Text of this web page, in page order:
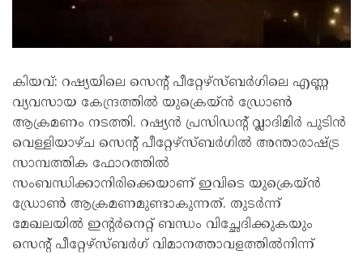
കിയവ്: റഷ്യയിലെ സെന്റ് പീറ്റേഴ്സ്ബർഗിലെ എണ്ണ
വ്യവസായ കേന്ദ്രത്തിൽ യുക്രെയ്ൻ ഡ്രോൺ
ആക്രമണം നടത്തി. റഷ്യൻ പ്രസിഡന്റ് വ്ലാദിമിർ പുടിൻ
വെള്ളിയാഴ്ച സെന്റ് പീറ്റേഴ്സ്ബർഗിൽ അന്താരാഷ്ട്ര
സാമ്പത്തിക ഫോറത്തിൽ
സംബന്ധിക്കാനിരിക്കെയാണ് ഇവിടെ യുക്രെയ്ൻ
ഡ്രോൺ ആക്രമണമുണ്ടാകുന്നത്. തുടർന്ന്
മേഖലയിൽ ഇന്റർനെറ്റ് ബന്ധം വിച്ഛേദിക്കുകയും
സെന്റ് പീറ്റേഴ്സ്ബർഗ് വിമാനത്താവളത്തിൽനിന്ന്